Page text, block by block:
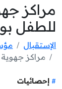
مراكز
للطفل
الإستقبال
مراكز جهوية
إحصائيات